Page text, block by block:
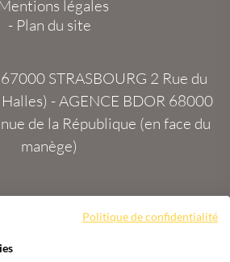
Mentions légales
- Plan du site
STRASBOURG 2 Rue du
-AGENCE BDOR 68000
de la République (en face du
manège)
Politique de confidentialité